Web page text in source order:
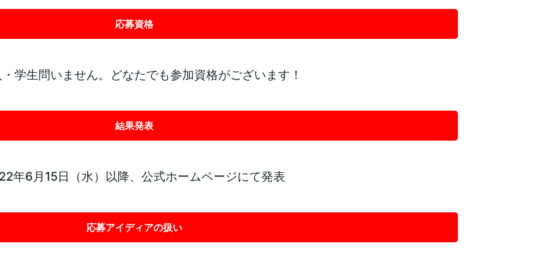
応募資格
学生問いません。どなたでも参加資格がございます！
結果発表
年6月15日（水）以降、公式ホームページにて発表
応募アイディアの扱い